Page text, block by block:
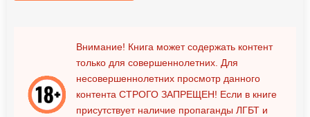
Внимание! Книга может содержать контент
только для совершеннолетних. Для
несовершеннолетних просмотр данного
контента СТРОГО ЗАПРЕЩЕН! Если в книге
присутствует наличие пропаганды ЛГБТ и